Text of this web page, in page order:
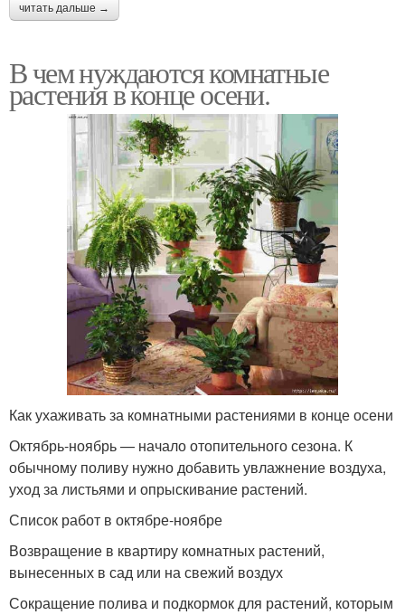
читать дальше →
В чем нуждаются комнатные
растения в конце осени.
Как ухаживать за комнатными растениями в конце осени
Октябрь-ноябрь — начало отопительного сезона. К
обычному поливу нужно добавить увлажнение воздуха,
уход за листьями и опрыскивание растений.
Список работ в октябре-ноябре
Возвращение в квартиру комнатных растений,
вынесенных в сад или на свежий воздух
Сокращение полива и подкормок для растений, которым